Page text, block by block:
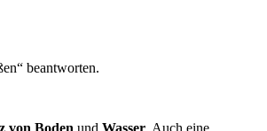
beantworten.
von Boden und Wasser . Auch eine